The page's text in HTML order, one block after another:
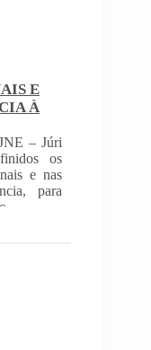
E
À
– Júri
os
e nas
para
nº 223-
hoje, dia
do